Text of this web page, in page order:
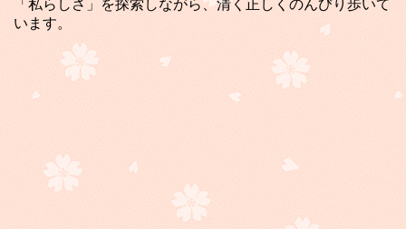
「私らしさ」を探索しながら、清く正しくのんびり歩いて
います。